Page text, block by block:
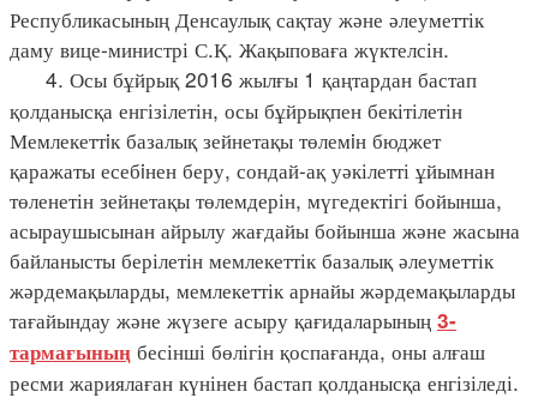
Республикасының Денсаулық сақтау және әлеуметтік
даму вице-министрі С.Қ. Жақыповаға жүктелсін.
4. Осы бұйрық 2016 жылғы 1 қаңтардан бастап
қолданысқа енгізілетін, осы бұйрықпен бекітілетін
Мемлекеттiк базалық зейнетақы төлемiн бюджет
қаражаты есебiнен беру, сондай-ақ уәкілетті ұйымнан
төленетін зейнетақы төлемдерін, мүгедектігі бойынша,
асыраушысынан айрылу жағдайы бойынша және жасына
байланысты берілетін мемлекеттік базалық әлеуметтік
жәрдемақыларды, мемлекеттік арнайы жәрдемақыларды
тағайындау және жүзеге асыру қағидаларының 3-
тармағының бесінші бөлігін қоспағанда, оны алғаш
ресми жариялаған күнінен бастап қолданысқа енгізіледі.